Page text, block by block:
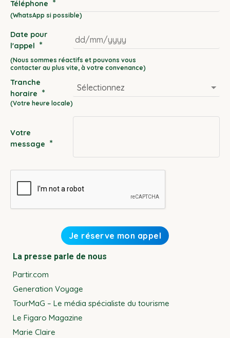
Téléphone *
Date pour
l'appel *
DD
slash
MM
slash
Tranche
horaire *
Votre
message *
La presse parle de nous
Partir.com
Generation Voyage
TourMaG – Le média spécialiste du tourisme
Le Figaro Magazine
Marie Claire